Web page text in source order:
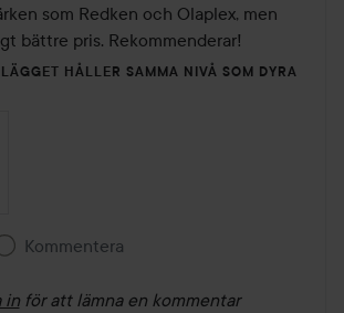
som Redken och Olaplex, men
bättre pris. Rekommenderar!
HÅLLER SAMMA NIVÅ SOM DYRA
Kommentera
in för att lämna en kommentar